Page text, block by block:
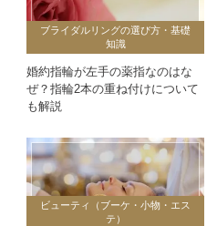
ブライダルリングの選び方・基礎
知識
婚約指輪が左手の薬指なのはな
ぜ？指輪2本の重ね付けについて
も解説
ビューティ（ブーケ・小物・エス
テ）